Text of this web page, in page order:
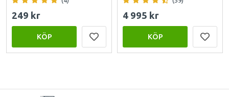
249 kr
KÖP
4 995 kr
KÖP